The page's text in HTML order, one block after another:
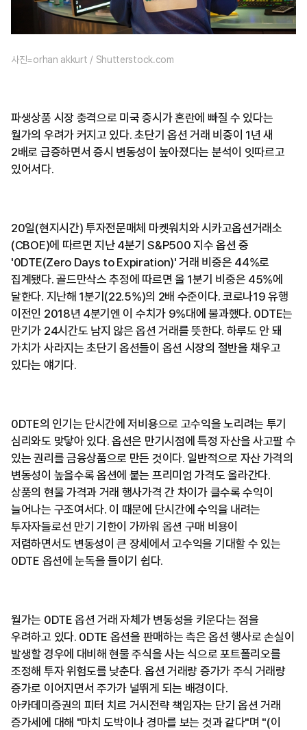
사진=orhan akkurt / Shutterstock.com
파생상품 시장 충격으로 미국 증시가 혼란에 빠질 수 있다는
월가의 우려가 커지고 있다. 초단기 옵션 거래 비중이 1년 새
2배로 급증하면서 증시 변동성이 높아졌다는 분석이 잇따르고
있어서다.
20일(현지시간) 투자전문매체 마켓워치와 시카고옵션거래소
(CBOE)에 따르면 지난 4분기 S&P500 지수 옵션 중
'0DTE(Zero Days to Expiration)' 거래 비중은 44%로
집계됐다. 골드만삭스 추정에 따르면 올 1분기 비중은 45%에
달한다. 지난해 1분기(22.5%)의 2배 수준이다. 코로나19 유행
이전인 2018년 4분기엔 이 수치가 9%대에 불과했다. 0DTE는
만기가 24시간도 남지 않은 옵션 거래를 뜻한다. 하루도 안 돼
가치가 사라지는 초단기 옵션들이 옵션 시장의 절반을 채우고
있다는 얘기다.
0DTE의 인기는 단시간에 저비용으로 고수익을 노리려는 투기
심리와도 맞닿아 있다. 옵션은 만기시점에 특정 자산을 사고팔 수
있는 권리를 금융상품으로 만든 것이다. 일반적으로 자산 가격의
변동성이 높을수록 옵션에 붙는 프리미엄 가격도 올라간다.
상품의 현물 가격과 거래 행사가격 간 차이가 클수록 수익이
늘어나는 구조여서다. 이 때문에 단시간에 수익을 내려는
투자자들로선 만기 기한이 가까워 옵션 구매 비용이
저렴하면서도 변동성이 큰 장세에서 고수익을 기대할 수 있는
0DTE 옵션에 눈독을 들이기 쉽다.
월가는 0DTE 옵션 거래 자체가 변동성을 키운다는 점을
우려하고 있다. 0DTE 옵션을 판매하는 측은 옵션 행사로 손실이
발생할 경우에 대비해 현물 주식을 사는 식으로 포트폴리오를
조정해 투자 위험도를 낮춘다. 옵션 거래량 증가가 주식 거래량
증가로 이어지면서 주가가 널뛰게 되는 배경이다.
아카데미증권의 피터 치르 거시전략 책임자는 단기 옵션 거래
증가세에 대해 "마치 도박이나 경마를 보는 것과 같다"며 "(이